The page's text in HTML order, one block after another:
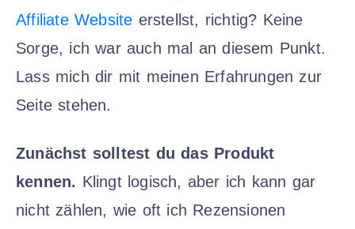
Affiliate Website erstellst, richtig? Keine
Sorge, ich war auch mal an diesem Punkt.
Lass mich dir mit meinen Erfahrungen zur
Seite stehen.
Zunächst solltest du das Produkt
kennen. Klingt logisch, aber ich kann gar
nicht zählen, wie oft ich Rezensionen